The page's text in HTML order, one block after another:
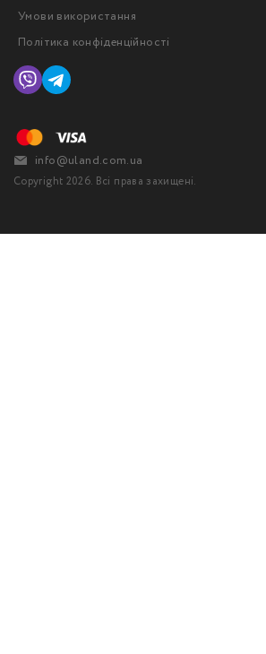
Copyright 2026. Всі права захищені.
Умови використання
Політика конфіденційності
info@uland.com.ua